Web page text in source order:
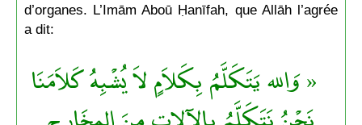
d’organes. L’Imām Aboū Ḥanīfah, que Allāh l’agrée
a dit:
« وَالله يَتَكَلَّمُ بِكَلاَمٍ لاَ يُشْبِهُ كَلاَمَنَا